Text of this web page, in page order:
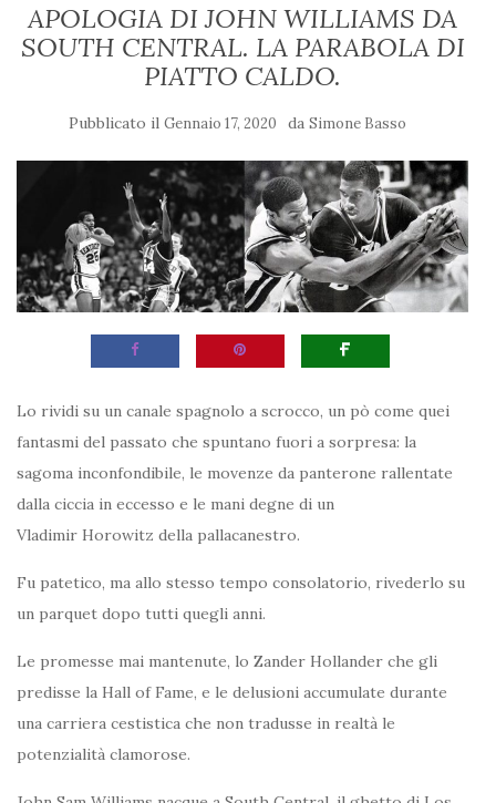
APOLOGIA DI JOHN WILLIAMS DA
SOUTH CENTRAL. LA PARABOLA DI
PIATTO CALDO.
Pubblicato il Gennaio 17, 2020 da Simone Basso
Lo rividi su un canale spagnolo a scrocco, un pò come quei
fantasmi del passato che spuntano fuori a sorpresa: la
sagoma inconfondibile, le movenze da panterone rallentate
dalla ciccia in eccesso e le mani degne di un
Vladimir Horowitz della pallacanestro.
Fu patetico, ma allo stesso tempo consolatorio, rivederlo su
un parquet dopo tutti quegli anni.
Le promesse mai mantenute, lo Zander Hollander che gli
predisse la Hall of Fame, e le delusioni accumulate durante
una carriera cestistica che non tradusse in realtà le
potenzialità clamorose.